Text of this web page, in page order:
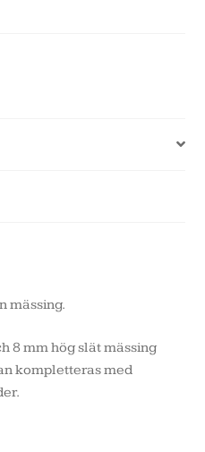
mässing.
8 mm hög slät mässing
kompletteras med